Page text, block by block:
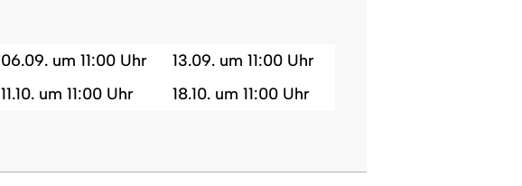
06.09. um 11:00 Uhr
13.09. um 11:00 Uhr
11.10. um 11:00 Uhr 18.10. um 11:00 Uhr